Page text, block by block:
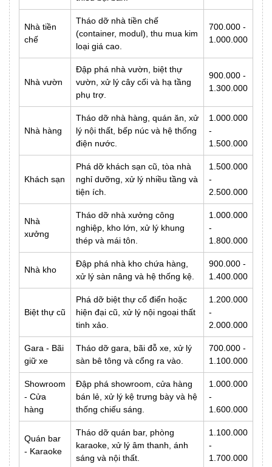
Nhà tiền
chế
Tháo dỡ nhà tiền chế
(container, modul), thu mua kim
loại giá cao.
700.000 -
1.000.000
Nhà vườn
Đập phá nhà vườn, biệt thự
vườn, xử lý cây cối và hạ tầng
phụ trợ.
900.000 -
1.300.000
Nhà hàng
Tháo dỡ nhà hàng, quán ăn, xử
lý nội thất, bếp núc và hệ thống
điện nước.
1.000.000
-
1.500.000
Khách sạn
Phá dỡ khách sạn cũ, tòa nhà
nghỉ dưỡng, xử lý nhiều tầng và
tiện ích.
1.500.000
-
2.500.000
Nhà
xưởng
Tháo dỡ nhà xưởng công
nghiệp, kho lớn, xử lý khung
thép và mái tôn.
1.000.000
-
1.800.000
Nhà kho
Đập phá nhà kho chứa hàng,
xử lý sàn nâng và hệ thống kệ.
900.000 -
1.400.000
Biệt thự cũ
Phá dỡ biệt thự cổ điển hoặc
hiện đại cũ, xử lý nội ngoại thất
tinh xảo.
1.200.000
-
2.000.000
Gara - Bãi
giữ xe
Tháo dỡ gara, bãi đỗ xe, xử lý
sàn bê tông và cổng ra vào.
700.000 -
1.100.000
Showroom
- Cửa
hàng
Đập phá showroom, cửa hàng
bán lẻ, xử lý kệ trưng bày và hệ
thống chiếu sáng.
1.000.000
-
1.600.000
Quán bar
- Karaoke
Tháo dỡ quán bar, phòng
karaoke, xử lý âm thanh, ánh
sáng và nội thất.
1.100.000
-
1.700.000